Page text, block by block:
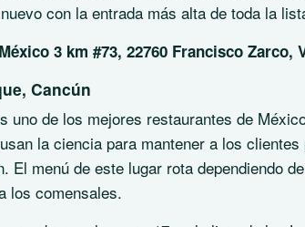
con la entrada más alta de toda la
3 km #73, 22760 Francisco Zarco,
Cancún
uno de los mejores restaurantes de
la ciencia para mantener a los
El menú de este lugar rota dependiendo
los comensales.